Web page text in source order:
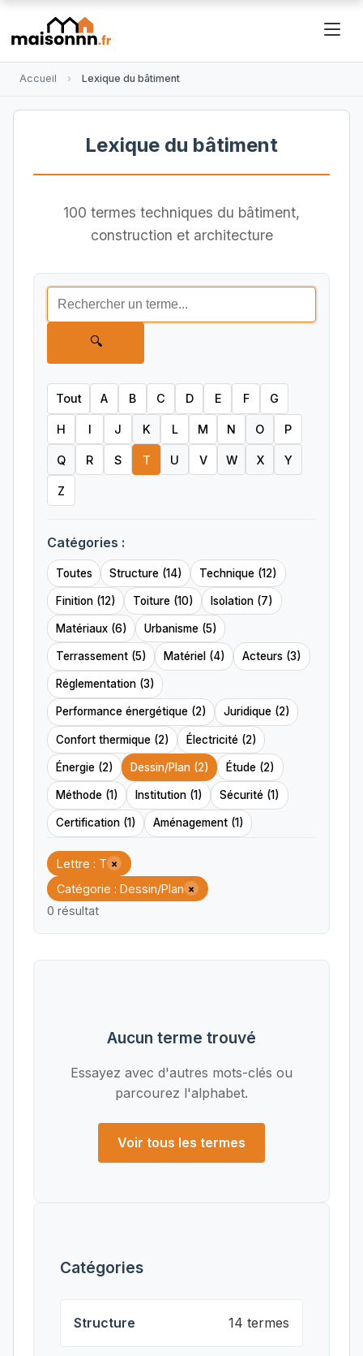
Accueil Lexique du bâtiment
Lexique du bâtiment
100 termes techniques du bâtiment,
construction et architecture
🔍
Tout A B C D E F G
H I J K L M N O P
Q R S T U V W X Y
Z
Catégories :
Toutes Structure (14) Technique (12)
Finition (12) Toiture (10) Isolation (7)
Matériaux (6) Urbanisme (5)
Terrassement (5) Matériel (4) Acteurs (3)
Réglementation (3)
Performance énergétique (2) Juridique (2)
Confort thermique (2) Électricité (2)
Énergie (2) Dessin/Plan (2) Étude (2)
Méthode (1) Institution (1) Sécurité (1)
Certification (1) Aménagement (1)
Lettre : T ×
Catégorie : Dessin/Plan ×
0 résultat
Aucun terme trouvé
Essayez avec d'autres mots-clés ou
parcourez l'alphabet.
Voir tous les termes
Catégories
Structure 14 termes